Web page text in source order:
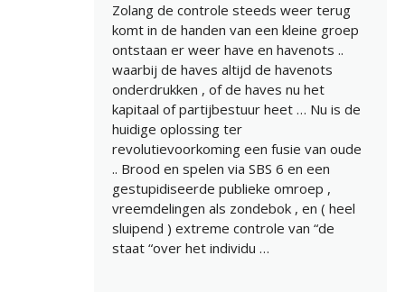
Zolang de controle steeds weer terug
komt in de handen van een kleine groep
ontstaan er weer have en havenots ..
waarbij de haves altijd de havenots
onderdrukken , of de haves nu het
kapitaal of partijbestuur heet … Nu is de
huidige oplossing ter
revolutievoorkoming een fusie van oude
.. Brood en spelen via SBS 6 en een
gestupidiseerde publieke omroep ,
vreemdelingen als zondebok , en ( heel
sluipend ) extreme controle van “de
staat “over het individu …